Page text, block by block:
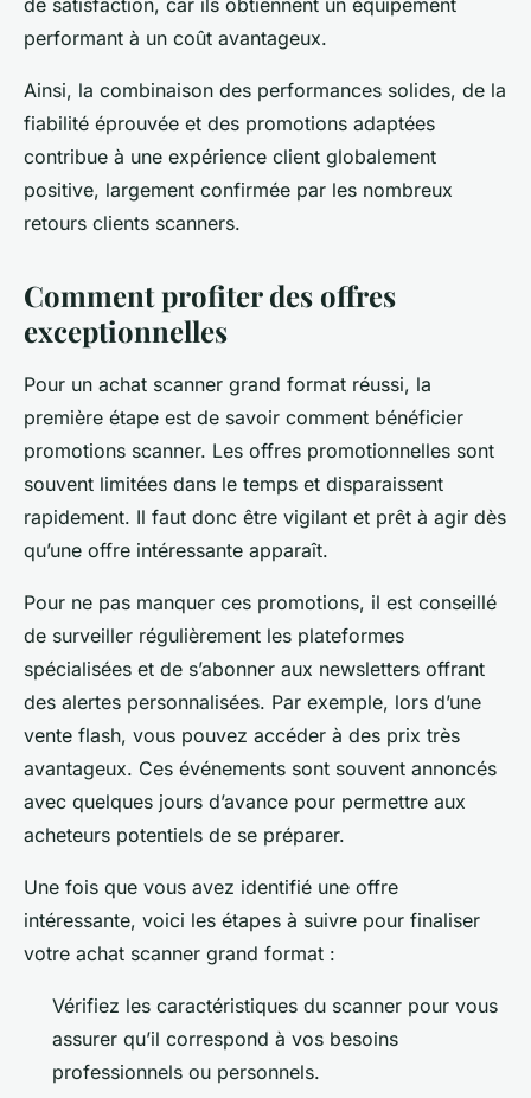
de satisfaction, car ils obtiennent un équipement
performant à un coût avantageux.
Ainsi, la combinaison des performances solides, de la
fiabilité éprouvée et des promotions adaptées
contribue à une expérience client globalement
positive, largement confirmée par les nombreux
retours clients scanners.
Comment profiter des offres
exceptionnelles
Pour un achat scanner grand format réussi, la
première étape est de savoir comment bénéficier
promotions scanner. Les offres promotionnelles sont
souvent limitées dans le temps et disparaissent
rapidement. Il faut donc être vigilant et prêt à agir dès
qu’une offre intéressante apparaît.
Pour ne pas manquer ces promotions, il est conseillé
de surveiller régulièrement les plateformes
spécialisées et de s’abonner aux newsletters offrant
des alertes personnalisées. Par exemple, lors d’une
vente flash, vous pouvez accéder à des prix très
avantageux. Ces événements sont souvent annoncés
avec quelques jours d’avance pour permettre aux
acheteurs potentiels de se préparer.
Une fois que vous avez identifié une offre
intéressante, voici les étapes à suivre pour finaliser
votre achat scanner grand format :
Vérifiez les caractéristiques du scanner pour vous
assurer qu’il correspond à vos besoins
professionnels ou personnels.